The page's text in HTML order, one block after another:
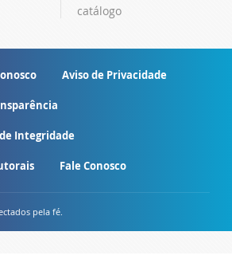
catálogo
Aviso de Privacidade
Integridade
Fale Conosco
pela fé.